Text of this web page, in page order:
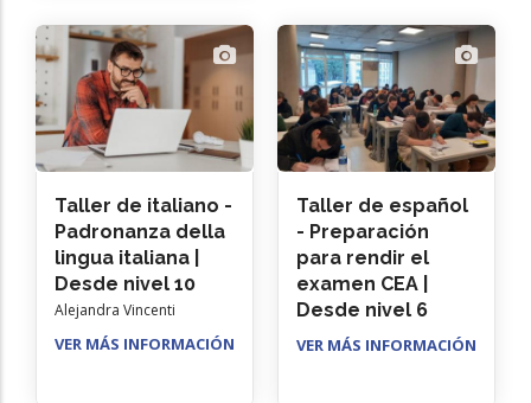
Taller de italiano -
Padronanza della
lingua italiana |
Desde nivel 10
Alejandra Vincenti
VER MÁS INFORMACIÓN
Taller de español
- Preparación
para rendir el
examen CEA |
Desde nivel 6
VER MÁS INFORMACIÓN